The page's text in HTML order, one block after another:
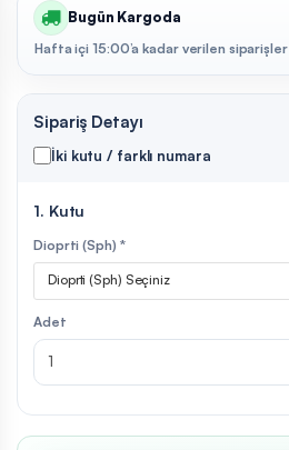
Bugün Kargoda
Hafta içi 15:00’a kadar verilen siparişler
Sipariş Detayı
İki kutu / farklı numara
1. Kutu
Dioprti (Sph) *
Dioprti (Sph) Seçiniz
Adet